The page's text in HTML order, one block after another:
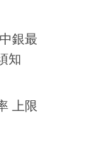
銀最
知
上限